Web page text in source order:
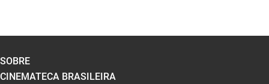
SOBRE
CINEMATECA BRASILEIRA